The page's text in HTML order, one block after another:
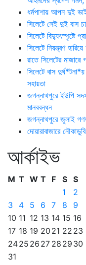
ধর্মপাশায় আপন দুই
সিলেটে সেই দুই বাস
সিলেটে বিদ্যুৎস্পৃষ্টে
সিলেটে নিয়ন্ত্রণ
রাতে সিলেটের
সিলেটে বাস
সহায়তা
জগন্নাথপুরে ইউপি
মানববন্ধন
জগন্নাথপুরে জুলাই
দোয়ারাবাজারে
আর্কাইভ
M T W T F S S
1
2
3
4 5 6 7 8
9
10 11 12 13 14 15 16
17 18 19 20 21 22 23
2425 26 27 28 29 30
31